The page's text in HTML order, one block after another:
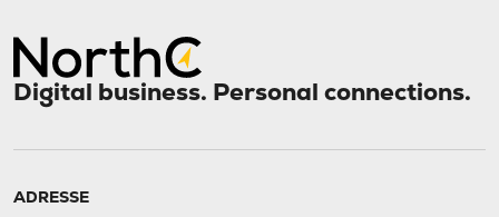
Digital business. Personal connections.
ADRESSE